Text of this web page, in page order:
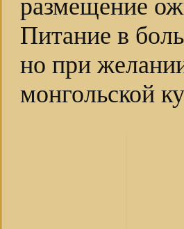
размещение
Питание в
но при
монгольской